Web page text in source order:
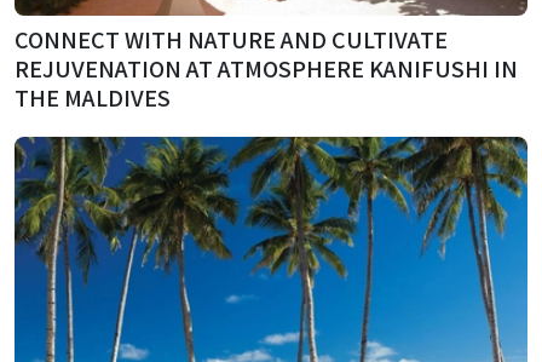
CONNECT WITH NATURE AND CULTIVATE
REJUVENATION AT ATMOSPHERE KANIFUSHI IN
THE MALDIVES